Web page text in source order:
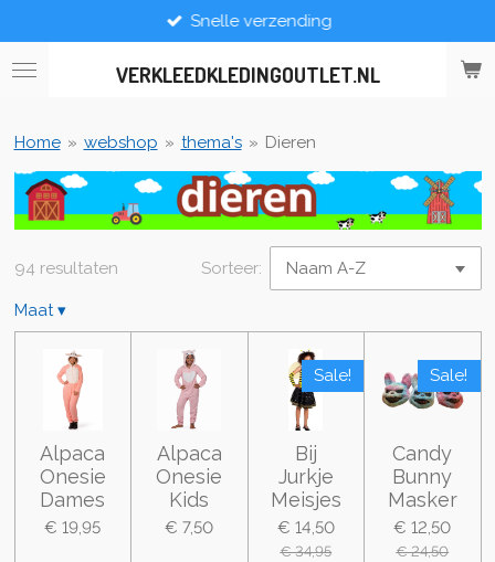
direct
naar
VERKLEEDKLEDINGOUTLET.NL
Snelle verzending
Home » webshop » thema's » Dieren
94 resultaten Sorteer:
Maat▾
Alpaca
Onesie
Dames
€ 19,95
Alpaca
Onesie
Kids
€ 7,50
Sale!
Bij
Jurkje
Meisjes
€ 14,50
€ 34,95
Sale!
Candy
Bunny
Masker
€ 12,50
€ 24,50